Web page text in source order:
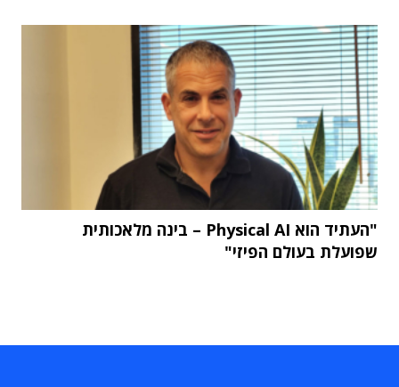
"העתיד הוא Physical AI – בינה מלאכותית
שפועלת בעולם הפיזי"